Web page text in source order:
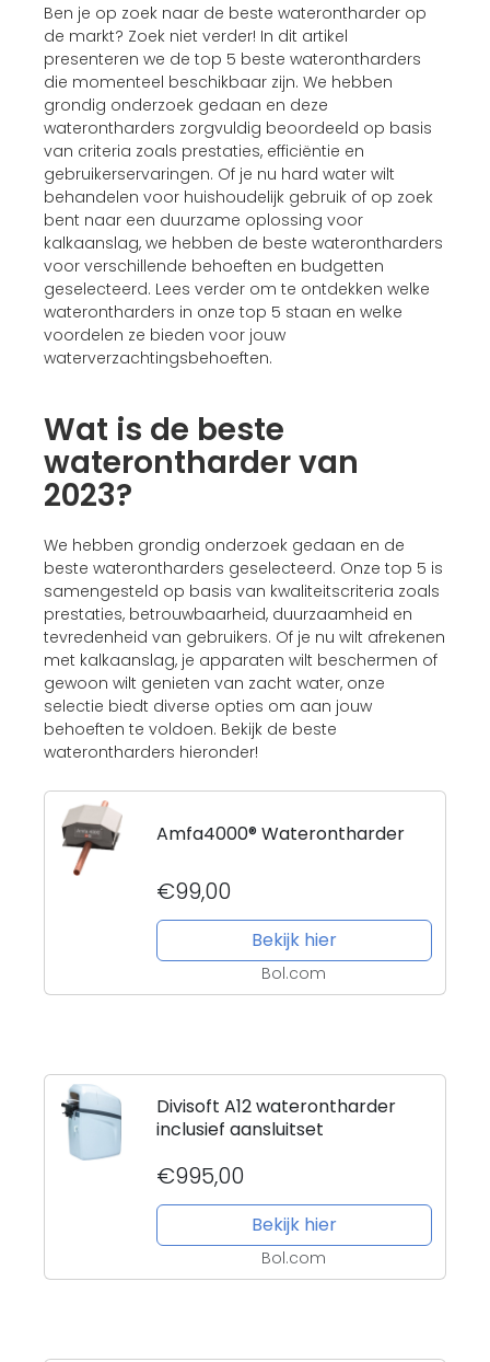
Ben je op zoek naar de beste waterontharder op
de markt? Zoek niet verder! In dit artikel
presenteren we de top 5 beste waterontharders
die momenteel beschikbaar zijn. We hebben
grondig onderzoek gedaan en deze
waterontharders zorgvuldig beoordeeld op basis
van criteria zoals prestaties, efficiëntie en
gebruikerservaringen. Of je nu hard water wilt
behandelen voor huishoudelijk gebruik of op zoek
bent naar een duurzame oplossing voor
kalkaanslag, we hebben de beste waterontharders
voor verschillende behoeften en budgetten
geselecteerd. Lees verder om te ontdekken welke
waterontharders in onze top 5 staan en welke
voordelen ze bieden voor jouw
waterverzachtingsbehoeften.
Wat is de beste
waterontharder van
2023?
We hebben grondig onderzoek gedaan en de
beste waterontharders geselecteerd. Onze top 5 is
samengesteld op basis van kwaliteitscriteria zoals
prestaties, betrouwbaarheid, duurzaamheid en
tevredenheid van gebruikers. Of je nu wilt afrekenen
met kalkaanslag, je apparaten wilt beschermen of
gewoon wilt genieten van zacht water, onze
selectie biedt diverse opties om aan jouw
behoeften te voldoen. Bekijk de beste
waterontharders hieronder!
Amfa4000® Waterontharder
€99,00
Bekijk hier
Bol.com
Divisoft A12 waterontharder
inclusief aansluitset
€995,00
Bekijk hier
Bol.com